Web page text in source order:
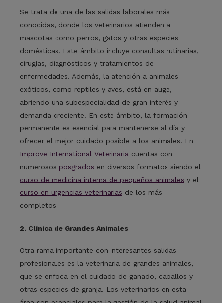
Se trata de una de las salidas laborales más
conocidas, donde los veterinarios atienden a
mascotas como perros, gatos y otras especies
domésticas. Este ámbito incluye consultas rutinarias,
cirugías, diagnósticos y tratamientos de
enfermedades. Además, la atención a animales
exóticos, como reptiles y aves, está en auge,
abriendo una subespecialidad de gran interés y
demanda creciente. En este ámbito, la formación
permanente es esencial para mantenerse al día y
ofrecer el mejor cuidado posible a los animales. En
Improve International Veterinaria cuentas con
numerosos posgrados en diversos formatos siendo el
curso de medicina interna de pequeños animales y el
curso en urgencias veterinarias de los más
completos
2. Clínica de Grandes Animales
Otra rama importante con interesantes salidas
profesionales es la veterinaria de grandes animales,
que se enfoca en el cuidado de ganado, caballos y
otras especies de granja. Los veterinarios en esta